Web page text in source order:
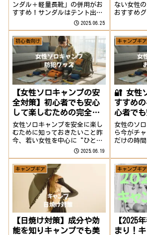
ンダル＋軽量長靴」の併用がお
すすめ！サンダルはテント出入
りや水辺の移動時に◎長靴は設
営・撤収など地面のぬかるみ対
策に◎用途に合わせて使い分け
ると快適度がぐっと上がりま
す！👞 メンズにおすすめ｜雨
キャンプ対応サンダ...
2025.06.25
ない女性
おすすめ
ます！【
い！快眠
失敗しない
なので、
い！💤
キー...
初心者向け
【女性ソロキャンプの安
全対策】初心者でも安心
して楽しむための完全ガ
イド
女性ソロキャンプを安全に楽し
むために知っておきたいこと昨
今、若い女性を中心に“ひとり
の時間を楽しむ”ソロキャンプ
の裏には、防犯やトラブルの不
安も潜んでいます。本記事では
事前準備からキャンプ中の行動
まで、女性ソロキ...
2025.06.19
キャンプギア
🔐 女性
すすめ
心者で
テムまと
女性のソ
ら今がチ
だけの時
ロキャン
えたらい
でも大丈
方も多い
か。この
キャンプギア
【日焼け対策】成分や効
能を知りキャンプでも美
キャンプギア
【2025
まり！